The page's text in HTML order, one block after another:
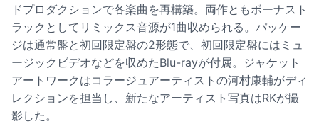
ドプロダクションで各楽曲を再構築。両作ともボーナスト
ラックとしてリミックス音源が1曲収められる。パッケー
ジは通常盤と初回限定盤の2形態で、初回限定盤にはミュ
ージックビデオなどを収めたBlu-rayが付属。ジャケット
アートワークはコラージュアーティストの河村康輔がディ
レクションを担当し、新たなアーティスト写真はRKが撮
影した。